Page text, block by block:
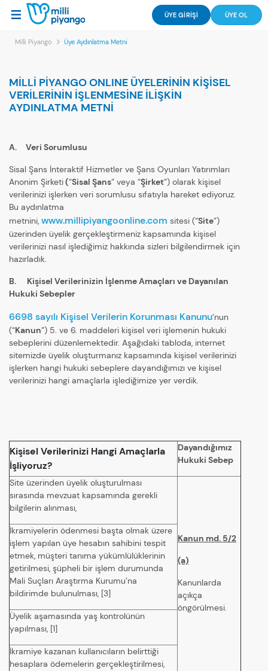
ÜYE GİRİŞİ ÜYE OL
Milli Piyango Üye Aydınlatma Metni
MİLLİ PİYANGO ONLINE ÜYELERİNİN KİŞİSEL
VERİLERİNİN İŞLENMESİNE İLİŞKİN
AYDINLATMA METNİ
A. Veri Sorumlusu
Sisal Şans İnteraktif Hizmetler ve Şans Oyunları Yatırımları
Anonim Şirketi(“Sisal Şans” veya “Şirket”) olarak kişisel
verilerinizi işlerken veri sorumlusu sıfatıyla hareket ediyoruz.
Bu aydınlatma
metnini, www.millipiyangoonline.com sitesi (“Site”)
üzerinden üyelik gerçekleştirmeniz kapsamında kişisel
verilerinizi nasıl işlediğimiz hakkında sizleri bilgilendirmek için
hazırladık.
B. Kişisel Verilerinizin İşlenme Amaçları ve Dayanılan
Hukuki Sebepler
6698 sayılı Kişisel Verilerin Korunması Kanunu’nun
(“Kanun”) 5. ve 6. maddeleri kişisel veri işlemenin hukuki
sebeplerini düzenlemektedir. Aşağıdaki tabloda, internet
sitemizde üyelik oluşturmanız kapsamında kişisel verilerinizi
işlerken hangi hukuki sebeplere dayandığımızı ve kişisel
verilerinizi hangi amaçlarla işlediğimize yer verdik.
Kişisel Verilerinizi Hangi Amaçlarla
İşliyoruz?
Dayandığımız
Hukuki Sebep
Site üzerinden üyelik oluşturulması
sırasında mevzuat kapsamında gerekli
bilgilerin alınması,
Kanun md. 5/2
(a)
Kanunlarda
açıkça
öngörülmesi.
İkramiyelerin ödenmesi başta olmak üzere
işlem yapılan üye hesabın sahibini tespit
etmek, müşteri tanıma yükümlülüklerinin
getirilmesi, şüpheli bir işlem durumunda
Mali Suçları Araştırma Kurumu’na
bildirimde bulunulması, [3]
Üyelik aşamasında yaş kontrolünün
yapılması, [1]
İkramiye kazanan kullanıcıların belirttiği
hesaplara ödemelerin gerçekleştirilmesi,